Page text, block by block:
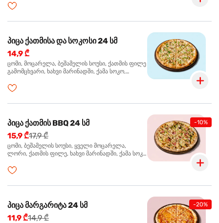
პიცა ქათმისა და სოკოსი 24 სმ
14,9 ₾
ცომი, მოცარელა, ბეშამელის სოუსი, ქათმის ფილე
გამომცხვარი, ხახვი მარინადში, ქამა სოკო,
-10%
პიცა ქათმის BBQ 24 სმ
15,9 ₾17,9 ₾
ცომი, ბეშამელის სოუსი, ყველი მოცარელა,
ლორი, ქათმის ფილე, ხახვი მარინადში, ქამა სოკო
-20%
პიცა მარგარიტა 24 სმ
11,9 ₾14,9 ₾